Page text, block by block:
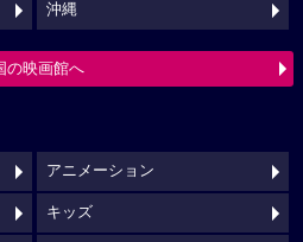
沖縄
の映画館へ
アニメーション
キッズ